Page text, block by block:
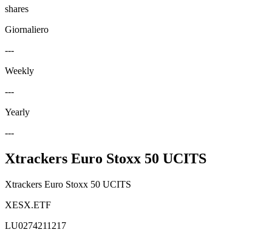
shares
Giornaliero
---
Weekly
---
Yearly
---
Xtrackers Euro Stoxx 50 UCITS
Xtrackers Euro Stoxx 50 UCITS
XESX.ETF
LU0274211217